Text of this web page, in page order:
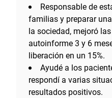
Responsable de
familias y preparar
la sociedad, mejoró
autoinforme 3 y 6
liberación en un 15%.
Ayudé a los
respondí a varias
resultados positivos.